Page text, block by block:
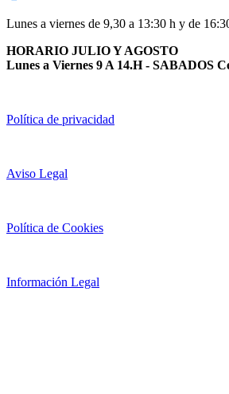
Lunes a viernes de 9,30 a 13:30 h y de
HORARIO JULIO Y AGOSTO
Lunes a Viernes 9 A 14.H - SABADOS
Política de privacidad
Aviso Legal
Política de Cookies
Información Legal